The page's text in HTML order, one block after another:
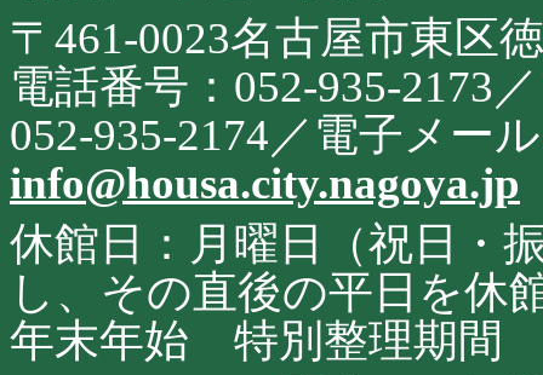
サ
イ
ト
に
関
す
る
お
問
合
せ
〒461-0023名古屋市東区
電話番号：052-935-2173
052-935-2174／電子メー
info@housa.city.nagoya.jp
休館日：月曜日（祝日・
し、その直後の平日を休
年末年始 特別整理期間